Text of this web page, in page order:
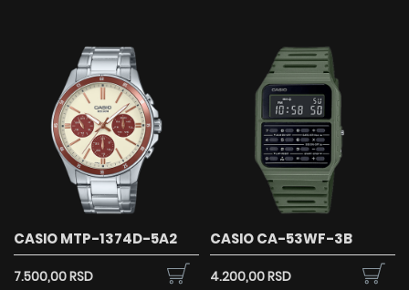
CASIO MTP-1374D-5A2
7.500,00 RSD
CASIO CA-53WF-3B
4.200,00 RSD